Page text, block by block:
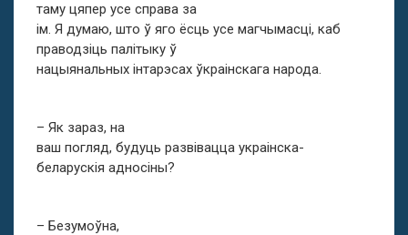
таму цяпер усе справа за
ім. Я думаю, што ў яго ёсць усе магчымасці, каб
праводзіць палітыку ў
нацыянальных інтарэсах ўкраінскага народа.
– Як зараз, на
ваш погляд, будуць развівацца украінска-
беларускія адносіны?
– Безумоўна,